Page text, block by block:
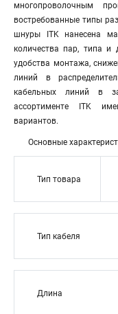
многопроволочным
востребованные типы
шнуры ITK нанесена
количества пар, типа
удобства монтажа,
линий в
кабельных линий в
ассортименте ITK
вариантов.
Основные
Тип товара
Тип кабеля
Длина